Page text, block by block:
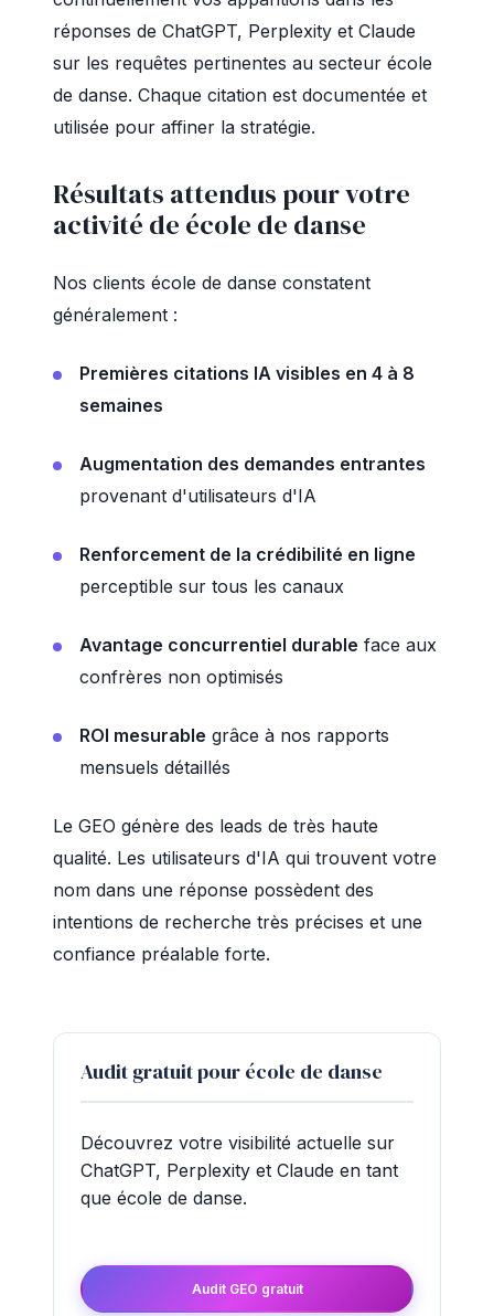
réponses de ChatGPT, Perplexity et Claude
sur les requêtes pertinentes au secteur école
de danse. Chaque citation est documentée et
utilisée pour affiner la stratégie.
Résultats attendus pour votre
activité de école de danse
Nos clients école de danse constatent
généralement :
Premières citations IA visibles en 4 à 8
semaines
Augmentation des demandes entrantes
provenant d'utilisateurs d'IA
Renforcement de la crédibilité en ligne
perceptible sur tous les canaux
Avantage concurrentiel durable face aux
confrères non optimisés
ROI mesurable grâce à nos rapports
mensuels détaillés
Le GEO génère des leads de très haute
qualité. Les utilisateurs d'IA qui trouvent votre
nom dans une réponse possèdent des
intentions de recherche très précises et une
confiance préalable forte.
Audit gratuit pour école de danse
Découvrez votre visibilité actuelle sur
ChatGPT, Perplexity et Claude en tant
que école de danse.
Audit GEO gratuit